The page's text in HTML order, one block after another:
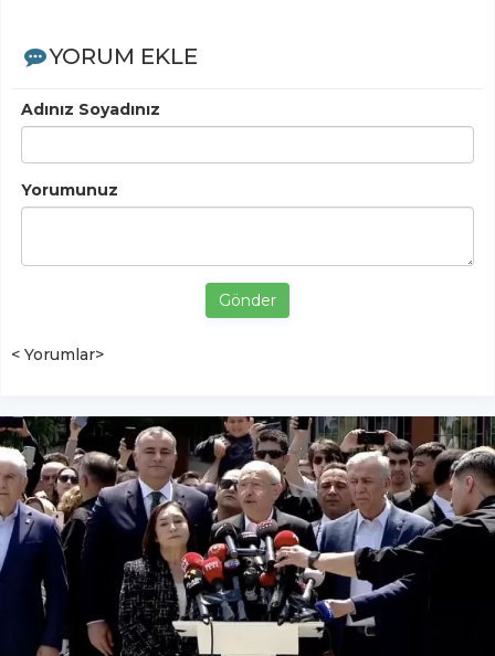
YORUM EKLE
Adınız Soyadınız
Yorumunuz
Gönder
< Yorumlar>